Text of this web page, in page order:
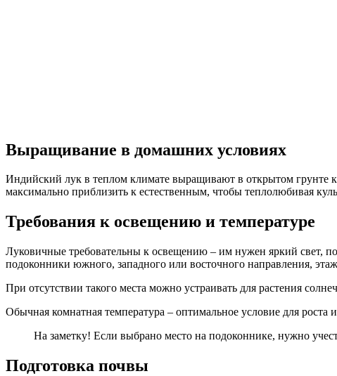
Выращивание в домашних условиях
Индийский лук в теплом климате выращивают в открытом грунте
максимально приблизить к естественным, чтобы теплолюбивая
Требования к освещению и температуре
Луковичные требовательны к освещению – им нужен яркий свет,
подоконники южного, западного или восточного направления,
При отсутствии такого места можно устраивать для растения
Обычная комнатная температура – оптимальное условие для
На заметку! Если выбрано место на подоконнике, нужно
Подготовка почвы